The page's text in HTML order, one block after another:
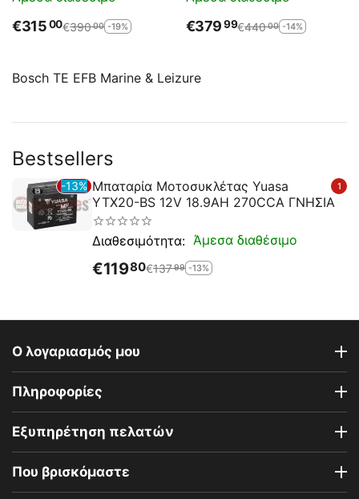
Bosch TE EFB Marine & Leizure
€31500€39000 -19% €37999€44000 -14%
Bestsellers
13% 1
Μπαταρία Μοτοσυκλέτας Yuasa
YTX20-BS 12V 18.9AH 270CCA ΓΝΗΣΙΑ
Διαθεσιμότητα: Άμεσα διαθέσιμο
€11980€13799 -13%
Ο λογαριασμός μου
Πληροφορίες
Εξυπηρέτηση πελατών
Που βρισκόμαστε